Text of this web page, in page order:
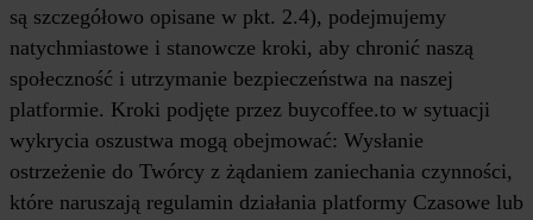
są szczegółowo opisane w pkt. 2.4), podejmujemy
natychmiastowe i stanowcze kroki, aby chronić naszą
społeczność i utrzymanie bezpieczeństwa na naszej
platformie. Kroki podjęte przez buycoffee.to w sytuacji
wykrycia oszustwa mogą obejmować: Wysłanie
ostrzeżenie do Twórcy z żądaniem zaniechania czynności,
które naruszają regulamin działania platformy Czasowe lub